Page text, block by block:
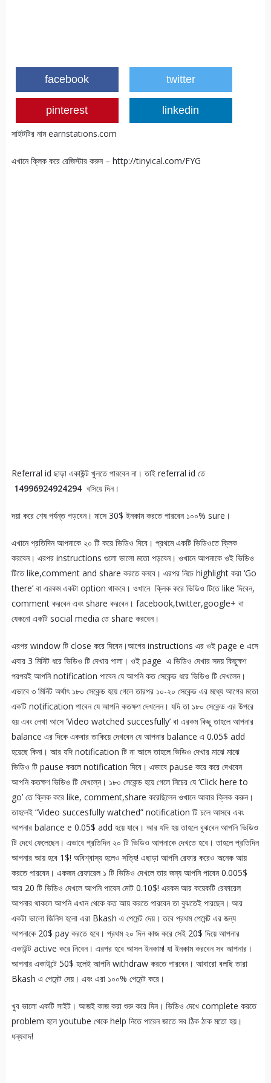
facebook twitter
pinterest linkedin
সাইটটির নাম earnstations.com
এখানে ক্লিক করে রেজিস্টার করুন – http://tinyical.com/FYG
Referral id ছাড়া একাউন্ট খুলতে পারবেন না। তাই referral id তে
14996924924294 বসিয়ে দিন।
দয়া করে শেষ পর্যন্ত পড়বেন। মাসে 30$ ইনকাম করতে পারবেন ১০০% sure।
এখানে প্রতিদিন আপনাকে ২০ টি করে ভিডিও দিবে। প্রথমে একটি ভিডিওতে ক্লিক
করবেন। এরপর instructions গুলো ভালো মতো পড়বেন। ওখানে আপনাকে ওই ভিডিও
টিতে like,comment and share করতে বলবে। এরপর নিচে highlight করা ‘Go
there’ বা এরকম একটা option থাকবে। ওখানে ক্লিক করে ভিডিও টিতে like দিবেন,
comment করবেন এবং share করবেন। facebook,twitter,google+ বা
যেকনো একটি social media তে share করবেন।
এরপর window টি close করে দিবেন।আগের instructions এর ওই page e এসে
এবার 3 মিনিট ধরে ভিডিও টি দেখার পালা। ওই page এ ভিডিও দেখার সময় কিছুক্ষণ
পরপরই আপনি notification পাবেন যে আপনি কত সেকেন্ড ধরে ভিডিও টি দেখলেন।
এভাবে ৩ মিনিট অর্থাৎ ১৮০ সেকেন্ড হয়ে গেলে তারপর ১০-২০ সেকেন্ড এর মধ্যে আগের মতো
একটি notification পাবেন যে আপনি কতক্ষণ দেখলেন। যদি তা ১৮০ সেকেন্ড এর উপরে
হয় এবং লেখা আসে ‘Video watched succesfully’ বা এরকম কিছু তাহলে আপনার
balance এর দিকে একবার তাকিয়ে দেখবেন যে আপনার balance এ 0.05$ add
হয়েছে কিনা। আর যদি notification টি না আসে তাহলে ভিডিও দেখার মাঝে মাঝে
ভিডিও টি pause করলে notification দিবে। এভাবে pause করে করে দেখবেন
আপনি কতক্ষণ ভিডিও টি দেখলে্ন। ১৮০ সেকেন্ড হয়ে গেলে নিচের যে ‘Click here to
go’ তে ক্লিক করে like, comment,share করেছিলেন ওখানে আবার ক্লিক করুন।
তাহলেই “Video succesfully watched” notification টি চলে আসবে এবং
আপনার balance e 0.05$ add হয়ে যাবে। আর যদি হয় তাহলে বুঝবেন আপনি ভিডিও
টি দেখে ফেলেছেন। এভাবে প্রতিদিন ২০ টি ভিডিও আপনাকে দেখতে হবে। তাহলে প্রতিদিন
আপনার আয় হবে 1$! অবিশ্বাস্য হলেও সত্যি! এছাড়া আপনি রেফার করেও অনেক আয়
করতে পারবেন। একজন রেফারেল ১ টি ভিডিও দেখলে তার জন্য আপনি পাবেন 0.005$
আর 20 টি ভিডিও দেখলে আপনি পাবেন মোট 0.10$! এরকম আর কয়েকটি রেফারেল
আপনার থাকলে আপনি এখান থেকে কত আয় করতে পারবেন তা বুঝতেই পারছেন। আর
একটা ভালো জিনিস হলো এরা Bkash এ পেমেন্ট দেয়। তবে প্রথম পেমেন্ট এর জন্য
আপনাকে 20$ pay করতে হবে। প্রথম ২০ দিন কাজ করে সেই 20$ দিয়ে আপনার
একাউন্ট active করে নিবেন। এরপর হবে আসল ইনকাম! যা ইনকাম করবেন সব আপনার।
আপনার একাউন্টে 50$ হলেই আপনি withdraw করতে পারবেন। আবারো বলছি তারা
Bkash এ পেমেন্ট দেয়। এবং এরা ১০০% পেমেন্ট করে।
খুব ভালো একটি সাইট। আজই কাজ করা শুরু করে দিন। ভিডিও দেখে complete করতে
problem হলে youtube থেকে help নিতে পারেন জাতে সব ঠিক ঠাক মতো হয়।
ধন্যবাদ!